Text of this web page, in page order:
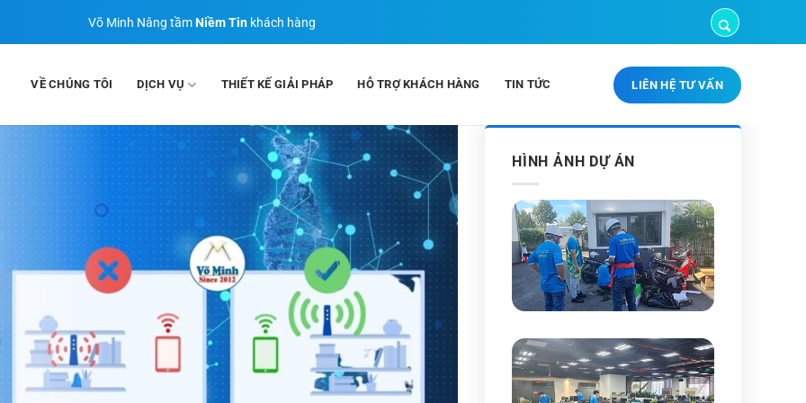
Võ Minh Nâng tầmNiềm Tin khách hàng
VỀ CHÚNG TÔI DỊCH VỤ THIẾT KẾ GIẢI PHÁP HỖ TRỢ KHÁCH HÀNG TIN TỨC LIÊN HỆ TƯ VẤN
HÌNH ẢNH DỰ ÁN